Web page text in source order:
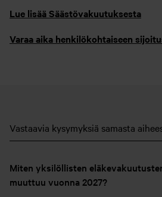
Lue lisää Säästövakuutuksesta
Varaa aika henkilökohtaiseen
Vastaavia kysymyksiä samasta
Miten yksilöllisten
muuttuu vuonna 2027?